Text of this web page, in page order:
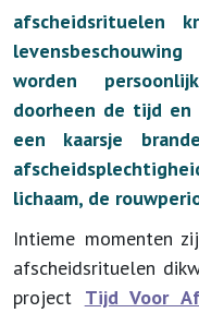
afscheidsrituelen
worden
doorheen de tijd
een kaarsje
lichaam, de
Intieme momenten
afscheidsrituelen
project Tijd Voor